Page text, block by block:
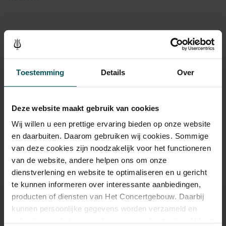
Toestemming Details Over
Deze website maakt gebruik van cookies
Wij willen u een prettige ervaring bieden op onze website
en daarbuiten. Daarom gebruiken wij cookies. Sommige
van deze cookies zijn noodzakelijk voor het functioneren
van de website, andere helpen ons om onze
dienstverlening en website te optimaliseren en u gericht
te kunnen informeren over interessante aanbiedingen,
producten of diensten van Het Concertgebouw. Daarbij
kunnen persoonlijke gegevens worden verzameld en
en romantische muziek komen volop aan bod, maar u kunt ook
kennismaken met hedendaags repertoire.
Drankjes zijn niet bij de prijs inbegrepen. Ben je jonger dan
online bestelflow beschikbaar.Meer informatie over
sprintkaarten
Voor dit Lunchconcert heeft u een gratis toegangskaart
nodig, die u online kunt bestellen.